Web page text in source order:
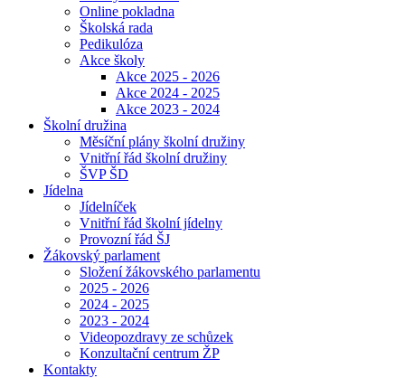
Online pokladna
Školská rada
Pedikulóza
Akce školy
Akce 2025 - 2026
Akce 2024 - 2025
Akce 2023 - 2024
Školní družina
Měsíční plány školní družiny
Vnitřní řád školní družiny
ŠVP ŠD
Jídelna
Jídelníček
Vnitřní řád školní jídelny
Provozní řád ŠJ
Žákovský parlament
Složení žákovského parlamentu
2025 - 2026
2024 - 2025
2023 - 2024
Videopozdravy ze schůzek
Konzultační centrum ŽP
Kontakty